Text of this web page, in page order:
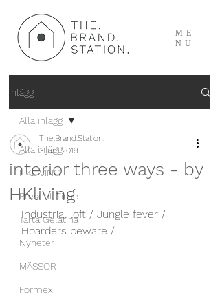
ME
NU
Inlägg
Alla inlägg
HKLIVING
Present Time
Tarta Gelatina
Nyheter
MÄSSOR
Formex
Alla inlägg
interior three ways - by
HKliving
The.Brand.Station.
3 juni 2019
Industrial loft / Jungle fever /
Hoarders beware /